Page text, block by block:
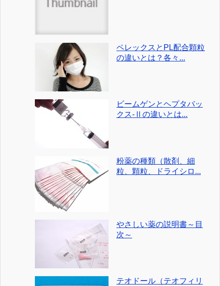
ペレックスとPL配合顆粒
の違いとは？各々...
ビームゲンとヘプタバッ
クス-Ⅱの違いとは...
粉薬の種類（散剤、細
粒、顆粒、ドライシロ...
やさしい薬の説明書～目
次～
テオドール（テオフィリ